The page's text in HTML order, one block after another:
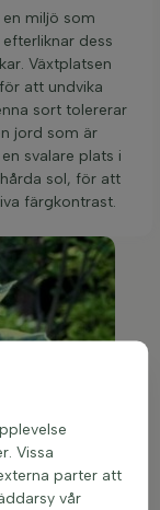
miljö som
dess
Växtplatsen
att undvika
sort tolererar
jord som är
svalare plats i
sol, för att
färgkontrast.
Vissa
parter att
vår